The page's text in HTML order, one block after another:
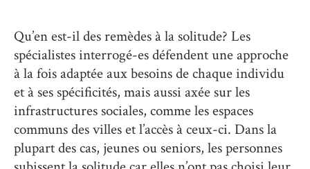
Qu’en est-il des remèdes à la solitude? Les
spécialistes interrogé-es défendent une approche
à la fois adaptée aux besoins de chaque individu
et à ses spécificités, mais aussi axée sur les
infrastructures sociales, comme les espaces
communs des villes et l’accès à ceux-ci. Dans la
plupart des cas, jeunes ou seniors, les personnes